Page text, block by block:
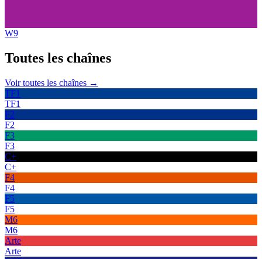
W9
Toutes les chaînes
Voir toutes les chaînes →
TF1
TF1
F2
F2
F3
F3
C+
C+
F4
F4
F5
F5
M6
M6
Arte
Arte